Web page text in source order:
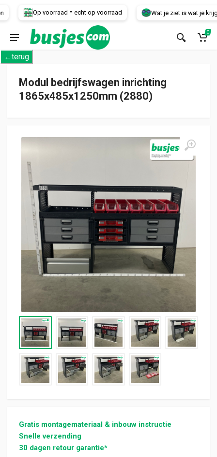
Op voorraad = echt op voorraad Wat je ziet is wat je krijgt!
Voertuig
0
←terug
Modul bedrijfswagen inrichting
1865x485x1250mm (2880)
Gratis montagemateriaal & inbouw instructie
Snelle verzending
30 dagen retour garantie*